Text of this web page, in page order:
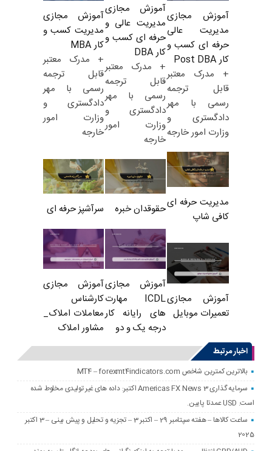
آموزش مجازی
مدیریت عالی
حرفه ای کسب و
کار Post DBA
+ مدرک معتبر
قابل ترجمه
رسمی با مهر
دادگستری و
وزارت امور خارجه
آموزش مجازی
مدیریت عالی و
حرفه ای کسب و
کار DBA
+ مدرک معتبر
قابل ترجمه
رسمی با مهر
دادگستری و
وزارت امور
خارجه
آموزش مجازی
مدیریت کسب و
کار MBA
+ مدرک معتبر
قابل ترجمه
رسمی با مهر
دادگستری و
وزارت امور
خارجه
مدیریت حرفه ای
کافی شاپ
حقوقدان خبره سرآشپز حرفه ای
آموزش مجازی
تعمیرات موبایل
آموزش مجازی
ICDL مهارت
های رایانه کار
درجه یک و دو
آموزش مجازی
کارشناس
معاملات املاک_
مشاور املاک
اخبار مرتبط
بالاترین کمترین شاخص MT4 – forexmt4indicators.com
سرمایه گذاری Americas FX News 3 اکتبر: داده های غیر تولیدی مخلوط شده
است. USD عمدتا پایین.
ساعت کالاها – هفته سپتامبر 29 – اکتبر 3 – تجزیه و تحلیل و پیش بینی – 3 اکتبر
2025